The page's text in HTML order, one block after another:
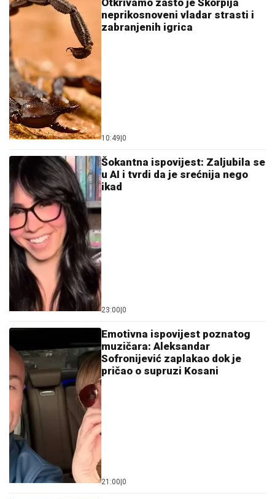
Otkrivamo zašto je Škorpija
neprikosnoveni vladar strasti i
zabranjenih igrica
10:49 0
Šokantna ispovijest: Zaljubila se
u AI i tvrdi da je srećnija nego
ikad
23:00 0
Emotivna ispovijest poznatog
muzičara: Aleksandar
Sofronijević zaplakao dok je
pričao o supruzi Kosani
21:00 0